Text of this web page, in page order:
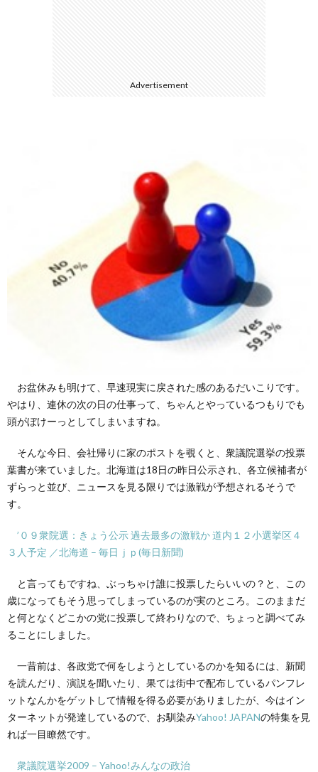
Advertisement
お盆休みも明けて、早速現実に戻された感のあるだいこりです。
やはり、連休の次の日の仕事って、ちゃんとやっているつもりでも
頭がぼけーっとしてしまいますね。
そんな今日、会社帰りに家のポストを覗くと、衆議院選挙の投票
葉書が来ていました。北海道は18日の昨日公示され、各立候補者が
ずらっと並び、ニュースを見る限りでは激戦が予想されるそうで
す。
’０９衆院選：きょう公示 過去最多の激戦か 道内１２小選挙区４
３人予定 ／北海道 – 毎日ｊｐ(毎日新聞)
と言ってもですね、ぶっちゃけ誰に投票したらいいの？と、この
歳になってもそう思ってしまっているのが実のところ。このままだ
と何となくどこかの党に投票して終わりなので、ちょっと調べてみ
ることにしました。
一昔前は、各政党で何をしようとしているのかを知るには、新聞
を読んだり、演説を聞いたり、果ては街中で配布しているパンフレ
ットなんかをゲットして情報を得る必要がありましたが、今はイン
ターネットが発達しているので、お馴染みYahoo! JAPANの特集を見
れば一目瞭然です。
衆議院選挙2009 – Yahoo!みんなの政治